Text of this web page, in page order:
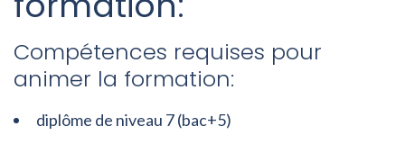
Compétences requises pour
animer la formation:
diplôme de niveau 7 (bac+5)